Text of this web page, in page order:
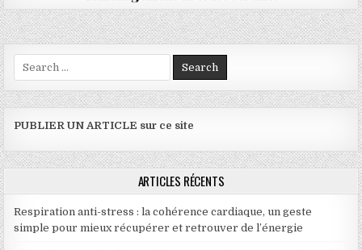
Search for:
PUBLIER UN ARTICLE sur ce site
ARTICLES RÉCENTS
Respiration anti-stress : la cohérence cardiaque, un geste
simple pour mieux récupérer et retrouver de l’énergie